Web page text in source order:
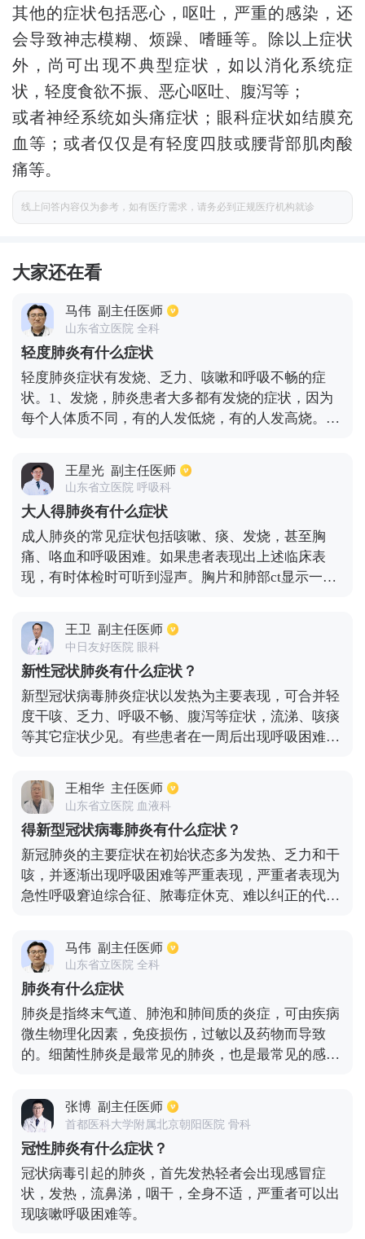
其他的症状包括恶心，呕吐，严重的感染，还
会导致神志模糊、烦躁、嗜睡等。除以上症状
外，尚可出现不典型症状，如以消化系统症
状，轻度食欲不振、恶心呕吐、腹泻等；
或者神经系统如头痛症状；眼科症状如结膜充
血等；或者仅仅是有轻度四肢或腰背部肌肉酸
痛等。
线上问答内容仅为参考，如有医疗需求，请务必到正规医疗机构就诊
大家还在看
马伟 副主任医师
山东省立医院 全科
轻度肺炎有什么症状
轻度肺炎症状有发烧、乏力、咳嗽和呼吸不畅的症
状。1、发烧，肺炎患者大多都有发烧的症状，因为
每个人体质不同，有的人发低烧，有的人发高烧。
抗力较差，会出现身体虚弱的状态。3、咳嗽，肺炎
属于呼吸道疾病，咳嗽是最明显的症状，轻度肺炎通
常会出现干咳。4、呼吸不畅，有些轻度肺炎患者会
出现呼吸不畅的情况。
王星光 副主任医师
山东省立医院 呼吸科
大人得肺炎有什么症状
成人肺炎的常见症状包括咳嗽、痰、发烧，甚至胸
痛、咯血和呼吸困难。如果患者表现出上述临床表
现，有时体检时可听到湿声。胸片和肺部ct显示一个
血常规、c反应蛋白、降钙素、支原体抗体、病毒抗
体、痰培养等相关检测，以评估致病菌，不同致病菌
采取不同的治疗方法。当细菌感染需要使用头孢菌
素、青霉素等相关抗生素进行治疗时，如果患者感染
了病毒，则需要使用奥司他韦、扎那米韦等相关抗病
毒药物进行治疗。如果病人感染了非典型病原体，可
以使用大环内酯或喹诺酮类药物。
王卫 副主任医师
中日友好医院 眼科
新性冠状肺炎有什么症状？
新型冠状病毒肺炎症状以发热为主要表现，可合并轻
度干咳、乏力、呼吸不畅、腹泻等症状，流涕、咳痰
等其它症状少见。有些患者在一周后出现呼吸困难，
克、难以纠正的代谢性酸中毒和出凝血功能障碍。部
分患者起病症状轻微，可无发热等临床症状，多在1
周后恢复。多数患者预后良好，少数患者病情危重，
甚至死亡。
王相华 主任医师
山东省立医院 血液科
得新型冠状病毒肺炎有什么症状？
新冠肺炎的主要症状在初始状态多为发热、乏力和干
咳，并逐渐出现呼吸困难等严重表现，严重者表现为
急性呼吸窘迫综合征、脓毒症休克、难以纠正的代谢
微，可无发热。当出现发热、干咳等症状时请一定到
指定医院进行排查诊治，关于新冠肺炎的症状也请以
最新官方指南为准。
马伟 副主任医师
山东省立医院 全科
肺炎有什么症状
肺炎是指终末气道、肺泡和肺间质的炎症，可由疾病
微生物理化因素，免疫损伤，过敏以及药物而导致
的。细菌性肺炎是最常见的肺炎，也是最常见的感染
毒、支原体等多种，以及放射线吸入性异物等理化因
素而引起，其中由肺炎球菌引起的肺炎是最为常见。
细菌性肺炎采用抗生菌进行治疗，7到10天都可以进
行治愈，病毒性肺炎的病情稍轻，抗生素治疗没有什
么效果。但肺炎的症状在不同的患者，不同的病原体
以及病情的轻重不一样的时候症状会有所差别。大多
数的临床表现主要有。畏寒，发热，咳嗽，咳痰，呼
张博 副主任医师
首都医科大学附属北京朝阳医院 骨科
冠性肺炎有什么症状？
冠状病毒引起的肺炎，首先发热轻者会出现感冒症
状，发热，流鼻涕，咽干，全身不适，严重者可以出
现咳嗽呼吸困难等。